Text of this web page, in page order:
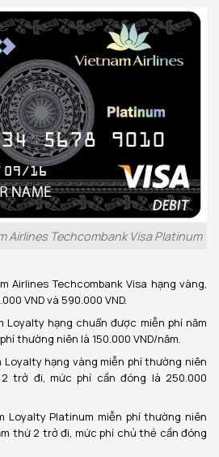
Airlines Techcombank Visa Platinum
Airlines Techcombank Visa hạng vàng,
VND và 590.000 VND.
Loyalty hạng chuẩn được miễn phí năm
thường niên là 150.000 VND/năm.
hạng vàng miễn phí thường niên
trở đi, mức phí cần đóng là 250.000
Loyalty Platinum miễn phí thường niên
thứ 2 trở đi, mức phí chủ thẻ cần đóng